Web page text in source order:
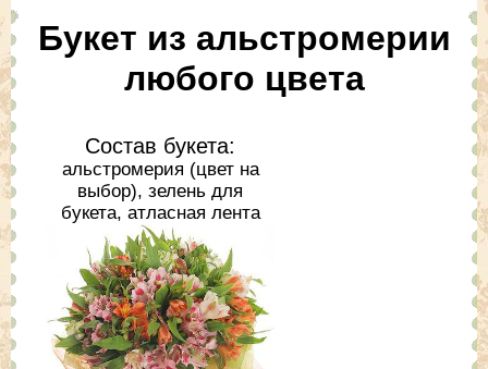
Букет из альстромерии
любого цвета
Состав букета:
альстромерия (цвет на
выбор), зелень для
букета, атласная лента